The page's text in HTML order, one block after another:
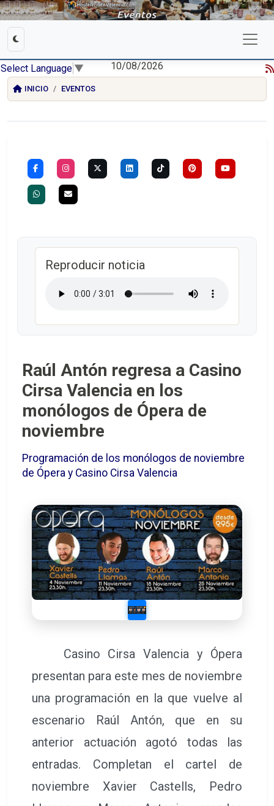
Select Language ▼ 10/08/2026
INICIO EVENTOS
Reproducir noticia
Raúl Antón regresa a Casino
Cirsa Valencia en los
monólogos de Ópera de
noviembre
Programación de los monólogos de noviembre
de Ópera y Casino Cirsa Valencia
Casino Cirsa Valencia y Ópera
presentan para este mes de noviembre
una programación en la que vuelve al
escenario Raúl Antón, que en su
anterior actuación agotó todas las
entradas. Completan el cartel de
noviembre Xavier Castells, Pedro